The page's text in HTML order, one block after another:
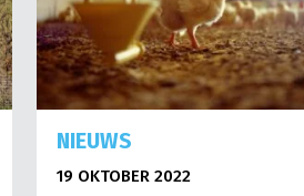
NIEUWS
19 OKTOBER 2022